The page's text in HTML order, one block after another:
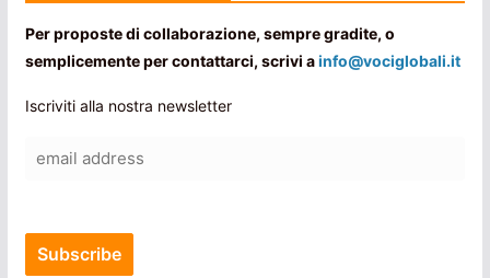
Per proposte di collaborazione, sempre gradite, o
semplicemente per contattarci, scrivi ainfo@vociglobali.it
Iscriviti alla nostra newsletter